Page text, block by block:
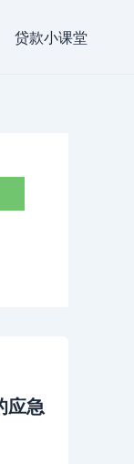
贷款小课堂
应急